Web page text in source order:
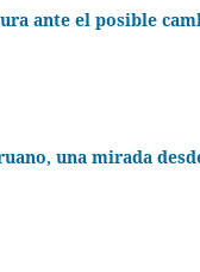
ante el posible
una mirada